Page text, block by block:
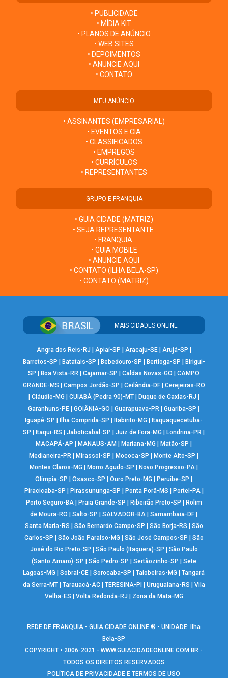
• PUBLICIDADE
• MÍDIA KIT
• PLANOS DE ANÚNCIO
• WEB SITES
• DEPOIMENTOS
• ANUNCIE AQUI
• CONTATO
MEU ANÚNCIO
• ASSINANTES (EMPRESARIAL)
• EVENTOS E CIA
• CLASSIFICADOS
• EMPREGOS
• CURRÍCULOS
• REPRESENTANTES
GRUPO E FRANQUIA
• GUIA CIDADE (MATRIZ)
• SEJA REPRESENTANTE
• FRANQUIA
• GUIA MOBILE
• ANUNCIE AQUI
• CONTATO (ILHA BELA-SP)
• CONTATO (MATRIZ)
MAIS CIDADES ONLINE
Angra dos Reis-RJ | Apiaí-SP | Aracaju-SE| Arujá-SP |
Barretos-SP | Batatais-SP | Bebedouro-SP | Bertioga-SP | Birigui-
SP |Boa Vista-RR |Cajamar-SP |Caldas Novas-GO |CAMPO
GRANDE-MS | Campos Jordão-SP | Ceilândia-DF| Cerejeiras-RO
| Cláudio-MG | CUIABÁ (Pedra 90)-MT| Duque de Caxias-RJ |
Garanhuns-PE |GOIÂNIA-GO |Guarapuava-PR |Guariba-SP |
Iguapé-SP |Ilha Comprida-SP |Itabirito-MG |Itaquaquecetuba-
SP |Itaqui-RS |Jaboticabal-SP |Juiz de Fora-MG |Londrina-PR |
MACAPÁ-AP |MANAUS-AM |Mariana-MG |Matão-SP |
Medianeira-PR |Mirassol-SP |Mococa-SP |Monte Alto-SP |
Montes Claros-MG |Morro Agudo-SP |Novo Progresso-PA |
Olímpia-SP |Osasco-SP |Ouro Preto-MG |Peruíbe-SP |
Piracicaba-SP | Pirassununga-SP | Ponta Porã-MS | Portel-PA|
Porto Seguro-BA| Praia Grande-SP | Ribeirão Preto-SP | Rolim
de Moura-RO |Salto-SP |SALVADOR-BA |Samambaia-DF |
Santa Maria-RS | São Bernardo Campo-SP | São Borja-RS | São
Carlos-SP | São João Paraíso-MG | São José Campos-SP | São
José do Rio Preto-SP | São Paulo (Itaquera)-SP | São Paulo
(Santo Amaro)-SP | São Pedro-SP | Sertãozinho-SP | Sete
Lagoas-MG |Sobral-CE |Sorocaba-SP |Taiobeiras-MG |Tangará
da Serra-MT| Tarauacá-AC| TERESINA-PI | Uruguaiana-RS | Vila
Velha-ES | Volta Redonda-RJ | Zona da Mata-MG
REDE DE FRANQUIA - GUIA CIDADE ONLINE ® - UNIDADE: Ilha
Bela-SP
COPYRIGHT • 2006-2021 -WWW.GUIACIDADEONLINE.COM.BR -
TODOS OS DIREITOS RESERVADOS
POLÍTICA DE PRIVACIDADE E TERMOS DE USO